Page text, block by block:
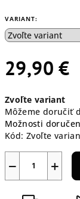
VARIANT:
29,90 €
cena:
Zvoľte variant
Môžeme doručiť
Možnosti
Kód: Zvoľte
+
−